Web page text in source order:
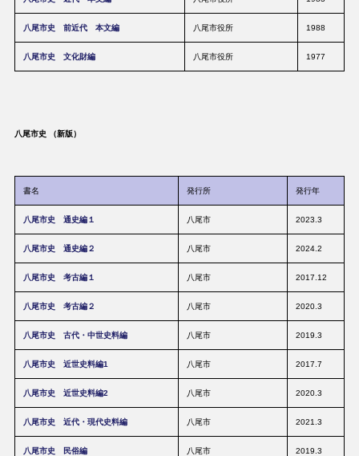
八尾市史 前近代 本文編 八尾市役所 1988
八尾市史 文化財編 八尾市役所 1977
八尾市史 （新版）
書名 発行所 発行年
八尾市史 通史編１ 八尾市 2023.3
八尾市史 通史編２ 八尾市 2024.2
八尾市史 考古編１ 八尾市 2017.12
八尾市史 考古編２ 八尾市 2020.3
八尾市史 古代・中世史料編 八尾市 2019.3
八尾市史 近世史料編1 八尾市 2017.7
八尾市史 近世史料編2 八尾市 2020.3
八尾市史 近代・現代史料編 八尾市 2021.3
八尾市史 民俗編 八尾市 2019.3